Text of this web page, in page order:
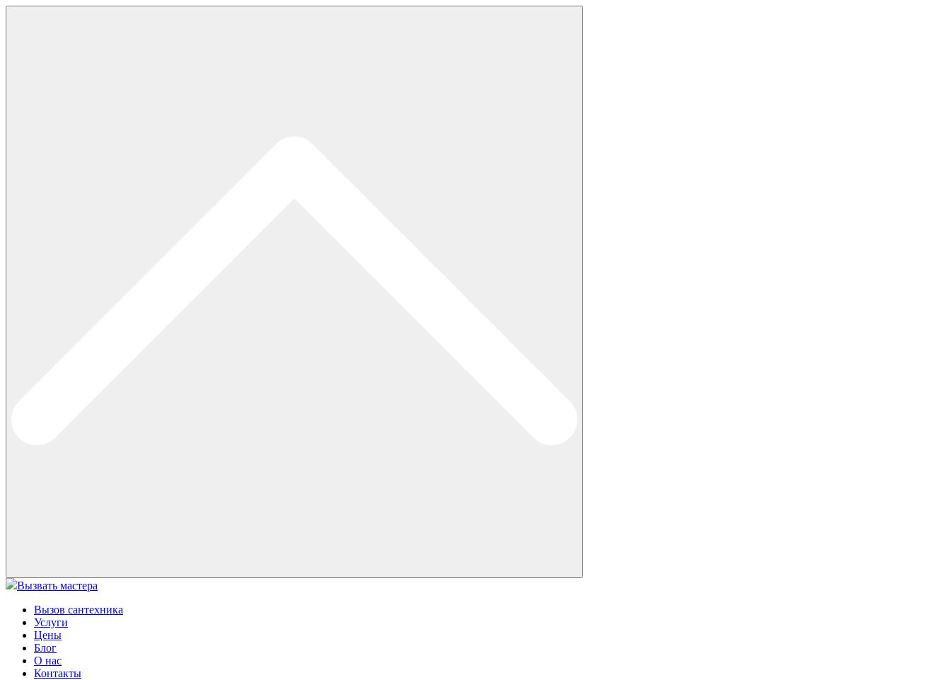
Вызвать мастера
Вызов сантехника
Услуги
Цены
Блог
О нас
Контакты